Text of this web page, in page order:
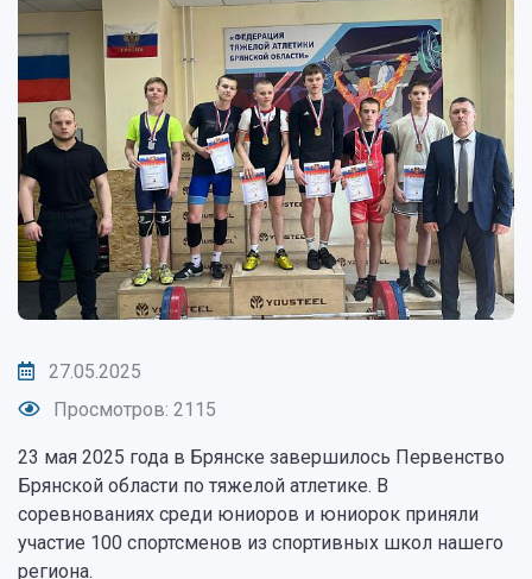
27.05.2025
Просмотров: 2115
23 мая 2025 года в Брянске завершилось Первенство
Брянской области по тяжелой атлетике. В
соревнованиях среди юниоров и юниорок приняли
участие 100 спортсменов из спортивных школ нашего
региона.